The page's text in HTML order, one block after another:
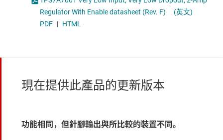
Regulator With Enable datasheet (Rev. F)
(英文)
PDF | HTML
現在提供此產品的更新版本
功能相同，但針腳輸出與所比較的裝置不同。